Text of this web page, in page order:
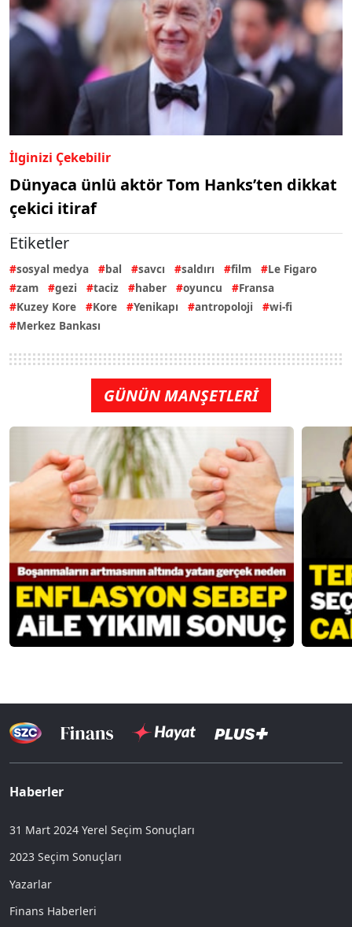
İlginizi Çekebilir
Dünyaca ünlü aktör Tom Hanks’ten dikkat
çekici itiraf
Etiketler
sosyal medya bal savcı saldırı film
Le Figaro
zam
gezi taciz haber oyuncu
Fransa
Kuzey Kore
Kore Yenikapı antropoloji
wi-fi
Merkez Bankası
GÜNÜN MANŞETLERİ
Haberler
31 Mart 2024 Yerel Seçim Sonuçları
2023 Seçim Sonuçları
Yazarlar
Finans Haberleri